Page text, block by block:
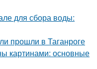
для сбора воды:
прошли в Таганроге
картинами: основные